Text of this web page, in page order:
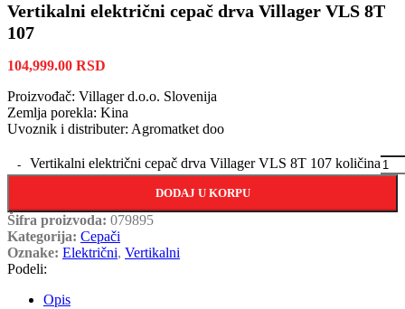
Vertikalni električni cepač drva Villager VLS 8T
107
104,999.00 RSD
Proizvođač: Villager d.o.o. Slovenija
Zemlja porekla: Kina
Uvoznik i distributer: Agromatket doo
Vertikalni električni cepač drva Villager VLS 8T 107 količina
DODAJ U KORPU
Šifra proizvoda: 079895
Kategorija: Cepači
Oznake: Električni, Vertikalni
Podeli:
Opis